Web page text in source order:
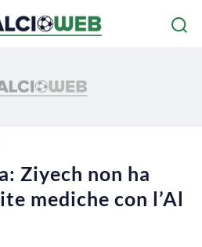
Ziyech non ha
mediche con l’Al